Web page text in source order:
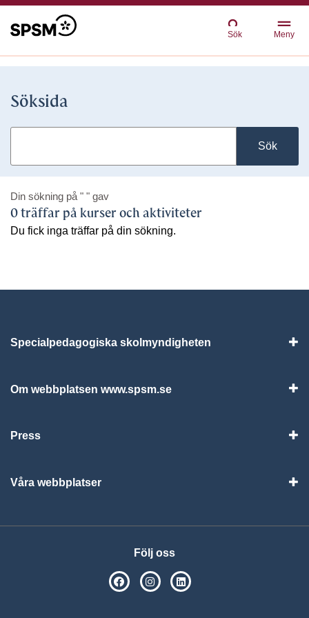
Sök Meny
Söksida
Sök
Din sökning på " " gav
0 träffar på kurser och aktiviteter
Du fick inga träffar på din sökning.
Specialpedagogiska skolmyndigheten
Om webbplatsen www.spsm.se
Press
Våra webbplatser
Följ oss
SPSM på Facebook
SPSM på Instagram